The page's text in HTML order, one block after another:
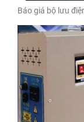
Báo giá bộ lưu